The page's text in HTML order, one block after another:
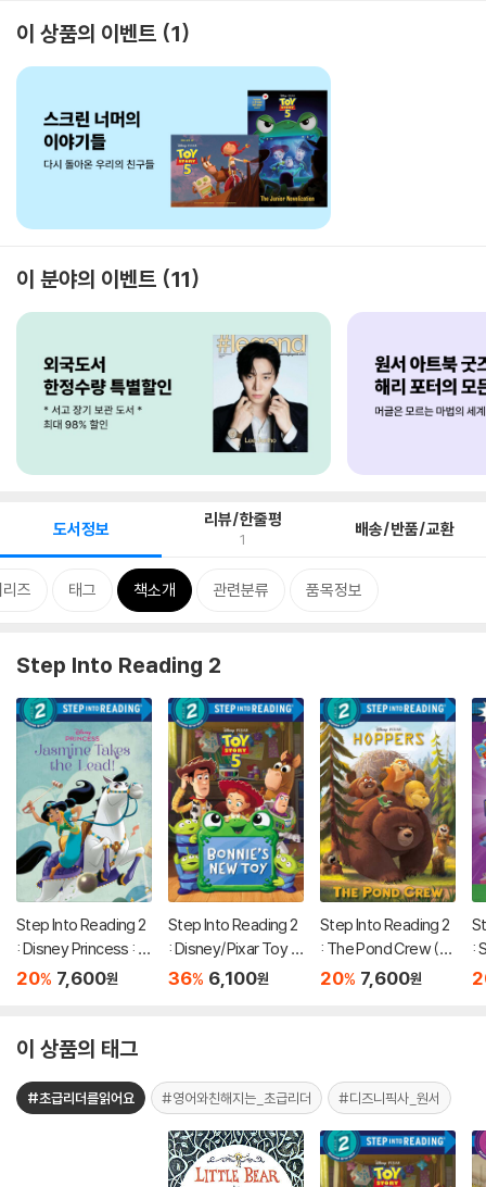
이 상품의 이벤트 1
이 분야의 이벤트 11
도서정보 리뷰/한줄평
1 배송/반품/교환
즈 태그 책소개 관련분류 품목정보
Step Into Reading 2
Step Into Reading 2
: Disney Princess : J
asmine Takes the L
20% 7,600원
Step Into Reading 2
: Disney/Pixar Toy S
tory 5 : Bonnie's Ne
36% 6,100원
Step Into Reading 2
: The Pond Crew (Di
sney/Pixar Hopper
20% 7,600원
:
이 상품의 태그
#초급리더를읽어요 #영어와친해지는_초급리더 #디즈니픽사_원서